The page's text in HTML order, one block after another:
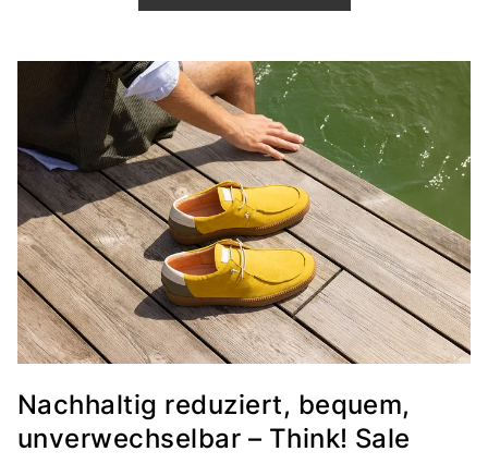
Nachhaltig reduziert, bequem,
unverwechselbar – Think! Sale